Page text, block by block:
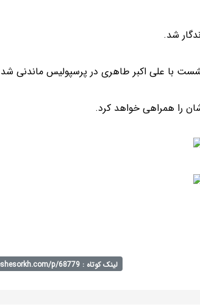
شد.
با علی اکبر طاهری در پرسپولیس ماندنی
را همراهی خواهد کرد.
لینک کوتاه : https://arteshesorkh.com/p/68779